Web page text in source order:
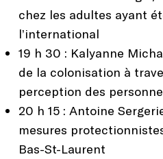
chez les adultes ayant
l’international
19 h 30 : Kalyanne
de la colonisation à
perception des
20 h 15 : Antoine
mesures
Bas-St-Laurent